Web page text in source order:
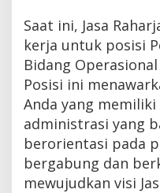
Saat ini, Jasa
kerja untuk posisi
Bidang
Posisi ini
Anda yang
administrasi yang
berorientasi pada
bergabung dan
mewujudkan visi